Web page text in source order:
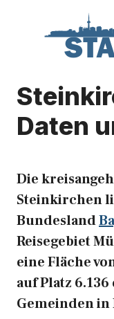
Daten
Die
Steinkirchen
Bundesland
Reisegebiet
eine Fläche
auf Platz
Gemeinden